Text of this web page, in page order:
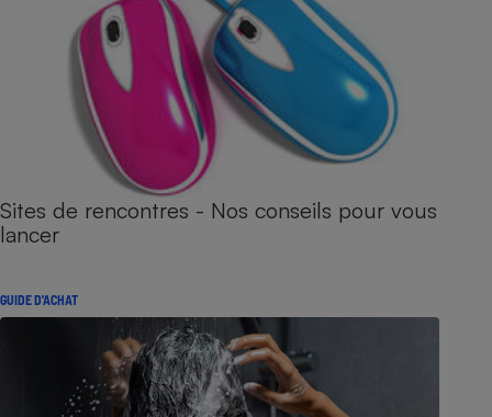
Sites de rencontres - Nos conseils pour vous
lancer
GUIDE D'ACHAT